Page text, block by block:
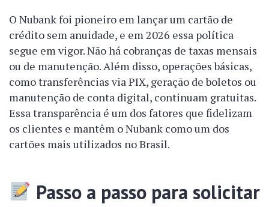
O Nubank foi pioneiro em lançar um cartão de
crédito sem anuidade, e em 2026 essa política
segue em vigor. Não há cobranças de taxas mensais
ou de manutenção. Além disso, operações básicas,
como transferências via PIX, geração de boletos ou
manutenção de conta digital, continuam gratuitas.
Essa transparência é um dos fatores que fidelizam
os clientes e mantêm o Nubank como um dos
cartões mais utilizados no Brasil.
Passo a passo para solicitar